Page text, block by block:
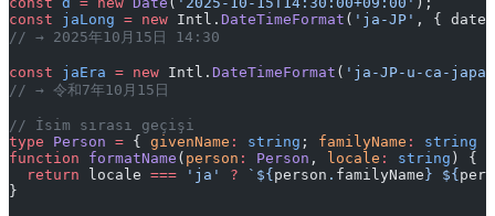
const jaLong = new Intl. DateTimeFormat ( 'ja-JP' , {
// → 2025年10月15日 14:30
const jaEra = new Intl. DateTimeFormat ( 'ja-JP-u-ca-
// → 令和7年10月15日
// İsim sırası geçişi
type Person = { givenName : string ; familyName : string
function formatName ( person : Person , locale : string ) {
  return
locale === 'ja' ? `${ person . familyName } ${
}